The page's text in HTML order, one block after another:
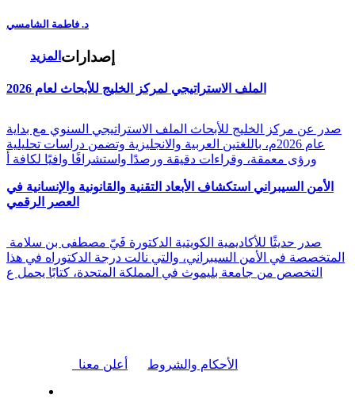
د. فاطمة الشامسي
المزيد إصدارات
الملف الاستراتيجي لمركز الخليج للأبحاث لعام 2026
صدر عن مركز الخليج للأبحاث الملف الاستراتيجي السنوي مع بداية
عام 2026م، باللغتين العربية والانجليزية وتضمن دراسات تحليلية
ورؤى معمقة، وقراءات دقيقة ورصدًا واستشرافًا وافيًا لكافة أ
الأمن السيبراني استكشاف الأبعاد التقنية والقانونية والإنسانية في
العصر الرقمي
المتخصصة في الأمن السيبراني، والتي نالت درجة الدكتوراه في هذا
التخصص من جامعة بليموث في المملكة المتحدة، كتابًا يحمل ع
أعلن معنا الأحكام والشروط